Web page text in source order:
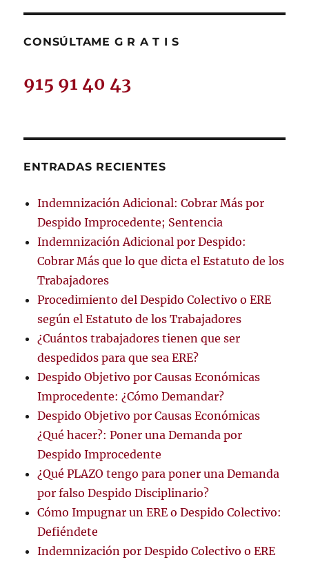
CONSÚLTAME G R A T I S
915 91 40 43
ENTRADAS RECIENTES
Indemnización Adicional: Cobrar Más por
Despido Improcedente; Sentencia
Indemnización Adicional por Despido:
Cobrar Más que lo que dicta el Estatuto de los
Trabajadores
Procedimiento del Despido Colectivo o ERE
según el Estatuto de los Trabajadores
¿Cuántos trabajadores tienen que ser
despedidos para que sea ERE?
Despido Objetivo por Causas Económicas
Improcedente: ¿Cómo Demandar?
Despido Objetivo por Causas Económicas
¿Qué hacer?: Poner una Demanda por
Despido Improcedente
¿Qué PLAZO tengo para poner una Demanda
por falso Despido Disciplinario?
Cómo Impugnar un ERE o Despido Colectivo:
Defiéndete
Indemnización por Despido Colectivo o ERE